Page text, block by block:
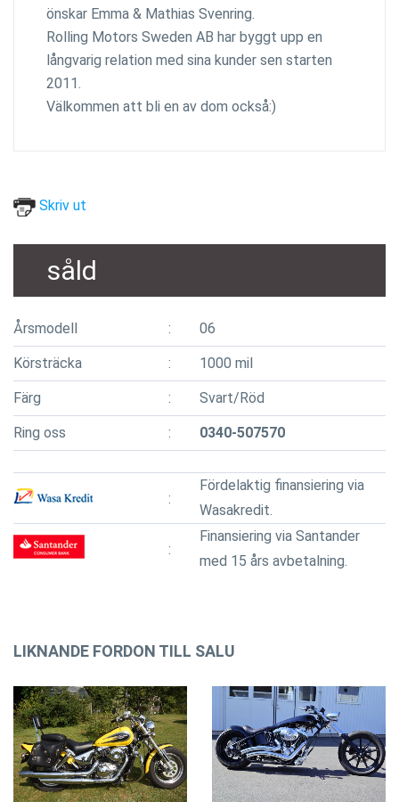
önskar Emma & Mathias Svenring.
Rolling Motors Sweden AB har byggt upp en
långvarig relation med sina kunder sen starten
2011.
Välkommen att bli en av dom också:)
Skriv ut
såld
Årsmodell 06
Körsträcka 1000 mil
Färg Svart/Röd
Ring oss 0340-507570
Fördelaktig finansiering via
Wasakredit.
Finansiering via Santander
med 15 års avbetalning.
LIKNANDE FORDON TILL SALU